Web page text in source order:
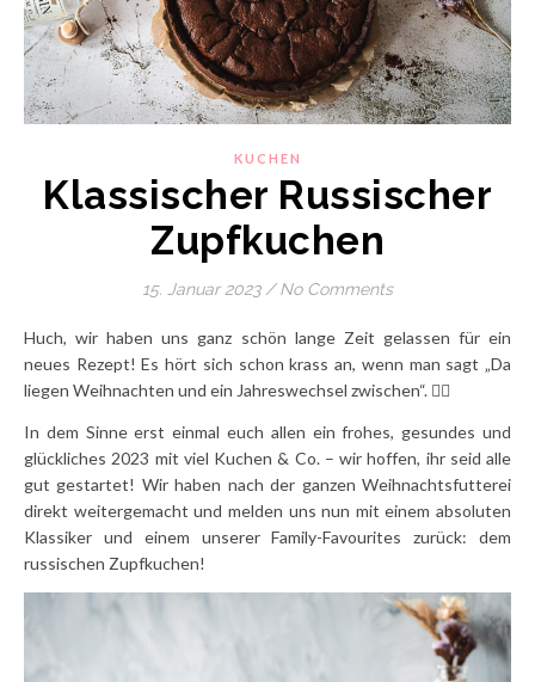
KUCHEN
Klassischer Russischer
Zupfkuchen
15. Januar 2023 / No Comments
Huch, wir haben uns ganz schön lange Zeit gelassen für ein
neues Rezept! Es hört sich schon krass an, wenn man sagt „Da
liegen Weihnachten und ein Jahreswechsel zwischen“. 😮‍💨
In dem Sinne erst einmal euch allen ein frohes, gesundes und
glückliches 2023 mit viel Kuchen & Co. – wir hoffen, ihr seid alle
gut gestartet! Wir haben nach der ganzen Weihnachtsfutterei
direkt weitergemacht und melden uns nun mit einem absoluten
Klassiker und einem unserer Family-Favourites zurück: dem
russischen Zupfkuchen!